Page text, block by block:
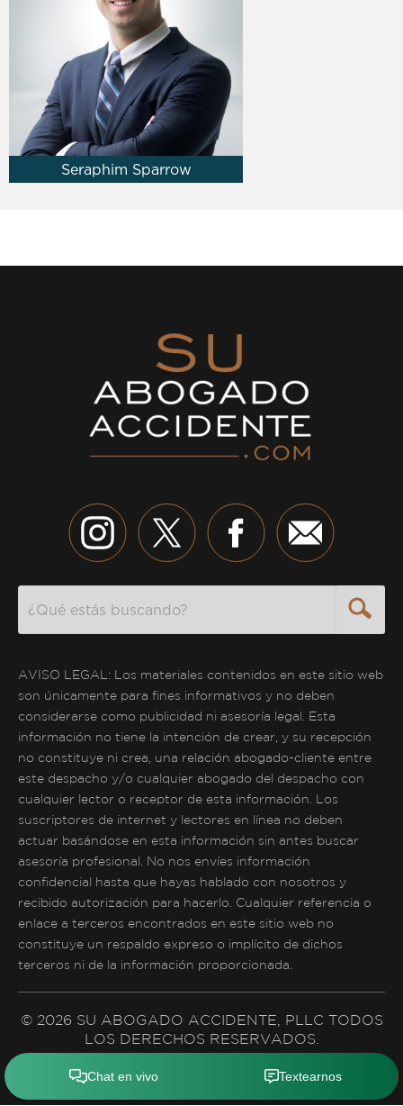
Seraphim Sparrow
AVISO LEGAL: Los materiales contenidos en este sitio web
son únicamente para fines informativos y no deben
considerarse como publicidad ni asesoría legal. Esta
información no tiene la intención de crear, y su recepción
no constituye ni crea, una relación abogado-cliente entre
este despacho y/o cualquier abogado del despacho con
cualquier lector o receptor de esta información. Los
suscriptores de internet y lectores en línea no deben
actuar basándose en esta información sin antes buscar
asesoría profesional. No nos envíes información
confidencial hasta que hayas hablado con nosotros y
recibido autorización para hacerlo. Cualquier referencia o
enlace a terceros encontrados en este sitio web no
constituye un respaldo expreso o implícito de dichos
terceros ni de la información proporcionada.
© 2026 SU ABOGADO ACCIDENTE, PLLC TODOS
LOS DERECHOS RESERVADOS.